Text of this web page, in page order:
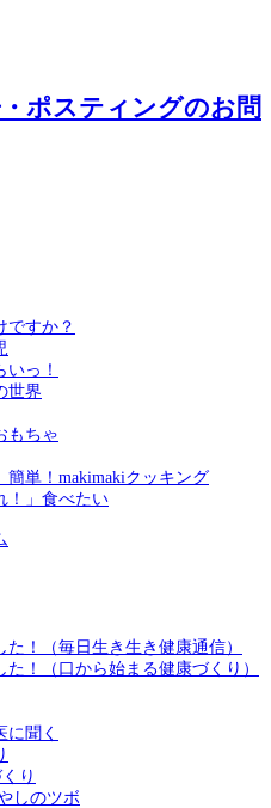
ですか？
っ！
世界
もちゃ
簡単！makimakiクッキング
！」食べたい
！（毎日生き生き健康通信）
！（口から始まる健康づくり）
に聞く
り
しのツボ